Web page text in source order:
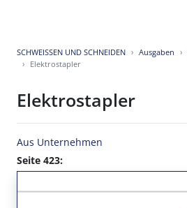
SCHWEISSEN UND SCHNEIDEN Ausgaben
Elektrostapler
Elektrostapler
Aus Unternehmen
Seite 423: